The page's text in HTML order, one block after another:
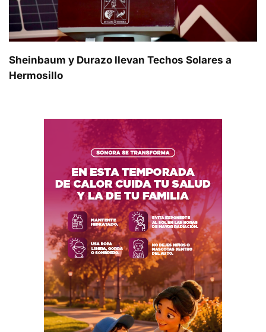
Sheinbaum y Durazo llevan Techos Solares a
Hermosillo